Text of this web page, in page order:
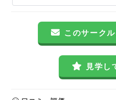
このサーク
見学し